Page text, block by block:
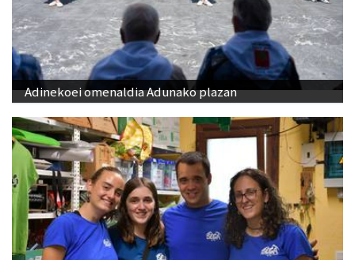
Adinekoei omenaldia Adunako plazan